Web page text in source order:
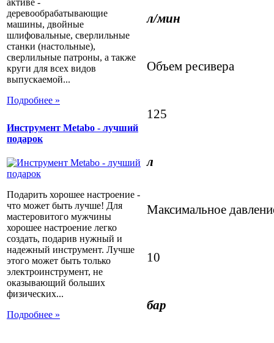
активе -
деревообрабатывающие
машины, двойные
шлифовальные, сверлильные
станки (настольные),
сверлильные патроны, а также
круги для всех видов
выпускаемой...
Подробнее »
Инструмент Metabo - лучший
подарок
Подарить хорошее настроение -
что может быть лучше! Для
мастеровитого мужчины
хорошее настроение легко
создать, подарив нужный и
надежный инструмент. Лучше
этого может быть только
электроинструмент, не
оказывающий больших
физических...
Подробнее »
л/мин
Объем ресивера
125
л
Максимальное
10
бар